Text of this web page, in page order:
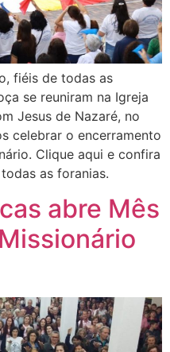
fiéis de todas as
se reuniram na Igreja
Jesus de Nazaré, no
celebrar o encerramento
Clique aqui e confira
as foranias.
abre Mês